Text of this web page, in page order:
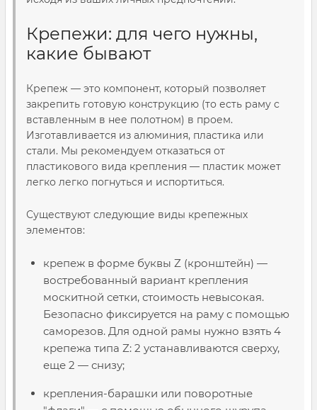
Крепежи: для чего нужны,
какие бывают
Крепеж — это компонент, который позволяет
закрепить готовую конструкцию (то есть раму с
вставленным в нее полотном) в проем.
Изготавливается из алюминия, пластика или
стали. Мы рекомендуем отказаться от
пластикового вида крепления — пластик может
легко легко погнуться и испортиться.
Существуют следующие виды крепежных
элементов:
крепеж в форме буквы Z (кронштейн) —
востребованный вариант крепления
москитной сетки, стоимость невысокая.
Безопасно фиксируется на раму с помощью
саморезов. Для одной рамы нужно взять 4
крепежа типа Z: 2 устанавливаются сверху,
еще 2 — снизу;
крепления-барашки или поворотные